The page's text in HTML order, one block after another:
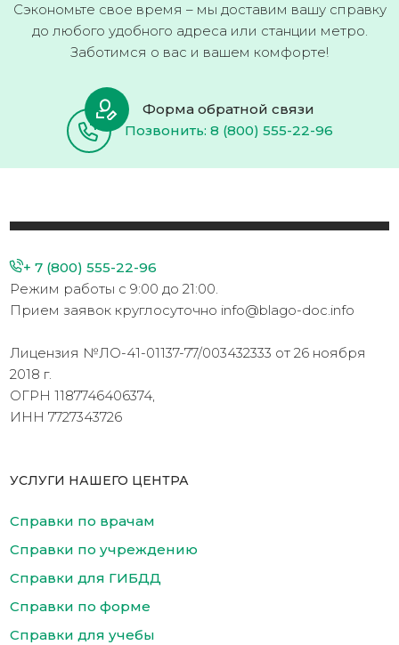
Сэкономьте свое время – мы доставим вашу справку
до любого удобного адреса или станции метро.
Заботимся о вас и вашем комфорте!
Форма обратной связи
Позвонить: 8 (800) 555-22-96
+ 7 (800) 555-22-96
Режим работы с 9:00 до 21:00.
Прием заявок круглосуточно info@blago-doc.info
Лицензия №ЛО-41-01137-77/003432333 от 26 ноября
2018 г.
ОГРН 1187746406374,
ИНН 7727343726
УСЛУГИ НАШЕГО ЦЕНТРА
Справки по врачам
Справки по учреждению
Справки для ГИБДД
Справки по форме
Справки для учебы